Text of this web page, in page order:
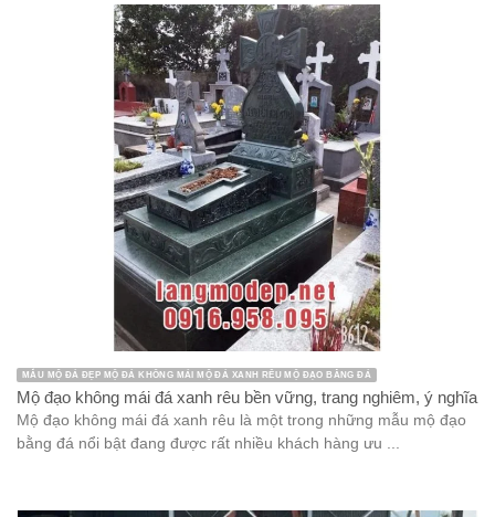
MẪU MỘ ĐÁ ĐẸP MỘ ĐÁ KHÔNG MÁI MỘ ĐÁ XANH RÊU MỘ ĐẠO BẰNG ĐÁ
Mộ đạo không mái đá xanh rêu bền vững, trang nghiêm, ý nghĩa
Mộ đạo không mái đá xanh rêu là một trong những mẫu mộ đạo
bằng đá nổi bật đang được rất nhiều khách hàng ưu ...